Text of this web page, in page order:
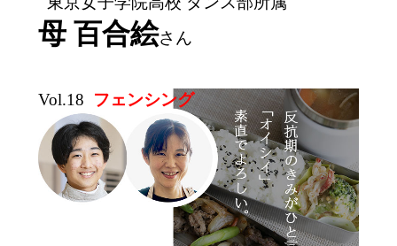
母 百合絵さん
Vol.18 フェンシング